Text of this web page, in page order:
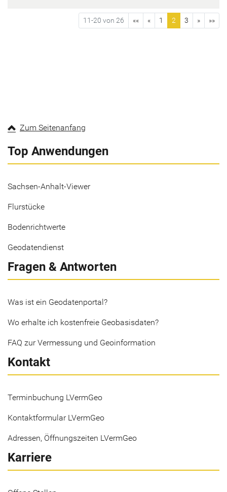
11-20 von 26 «« « 1 2 3 » »»
Zum Seitenanfang
Top Anwendungen
Sachsen-Anhalt-Viewer
Flurstücke
Bodenrichtwerte
Geodatendienst
Fragen & Antworten
Was ist ein Geodatenportal?
Wo erhalte ich kostenfreie Geobasisdaten?
FAQ zur Vermessung und Geoinformation
Kontakt
Terminbuchung LVermGeo
Kontaktformular LVermGeo
Adressen, Öffnungszeiten LVermGeo
Karriere